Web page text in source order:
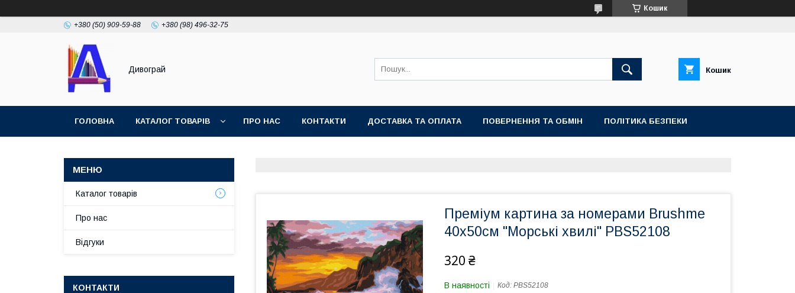
Кошик
+380 (50) 909-59-88 +380 (98) 496-32-75
Дивограй Кошик
ГОЛОВНА КАТАЛОГ ТОВАРІВ ПРО НАС КОНТАКТИ ДОСТАВКА ТА ОПЛАТА ПОВЕРНЕННЯ ТА ОБМІН ПОЛІТИКА БЕЗПЕКИ
Преміум картина за номерами Brushme
40x50см "Морські хвилі" PBS52108
320 ₴
В наявності Код: PBS52108
Каталог товарів
Про нас
Відгуки
КОНТАКТИ